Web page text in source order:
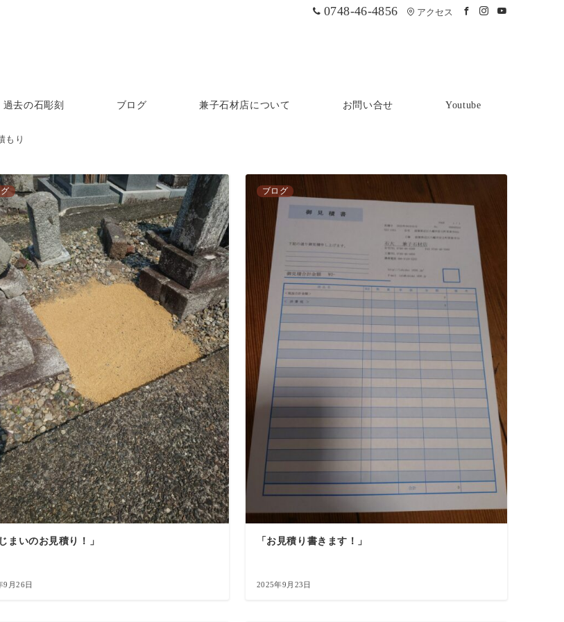
0748-46-4856 アクセス
過去の石彫刻 ブログ 兼子石材店について お問い合せ Youtube
もり
まいのお見積り！」
9月26日
ブログ
「お見積り書きます！」
2025年9月23日